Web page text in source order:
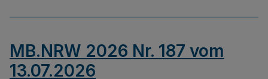
MB.NRW 2026 Nr. 187 vom
13.07.2026